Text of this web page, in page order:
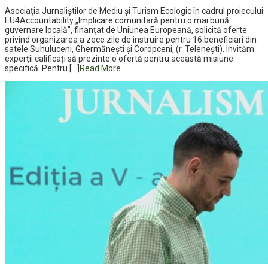
Asociația Jurnaliștilor de Mediu și Turism Ecologic în cadrul proiecului
EU4Accountability „Implicare comunitară pentru o mai bună
guvernare locală”, finanțat de Uniunea Europeană, solicită oferte
privind organizarea a zece zile de instruire pentru 16 beneficiari din
satele Suhuluceni, Ghermănești și Coropceni, (r. Telenești). Invităm
experții calificați să prezinte o ofertă pentru această misiune
specifică. Pentru […]
Read More